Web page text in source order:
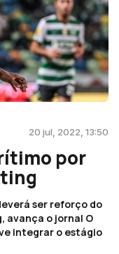
20 jul, 2022, 13:50
por
ser reforço do
avança o jornal O
integrar o estágio